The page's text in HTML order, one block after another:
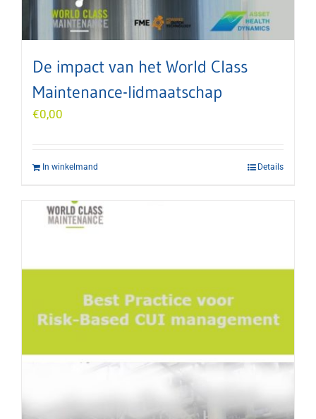
De impact van het World Class
Maintenance-lidmaatschap
€0,00
In winkelmand Details